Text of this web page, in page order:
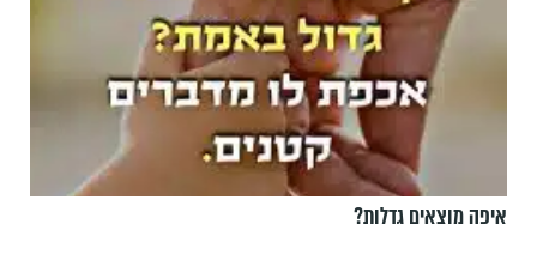
איפה מוצאים גדלות?